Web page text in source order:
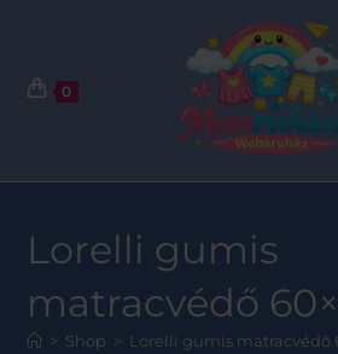
0
Lorelli gumis
matracvédő
> Shop > Lorelli gumis matracvédő